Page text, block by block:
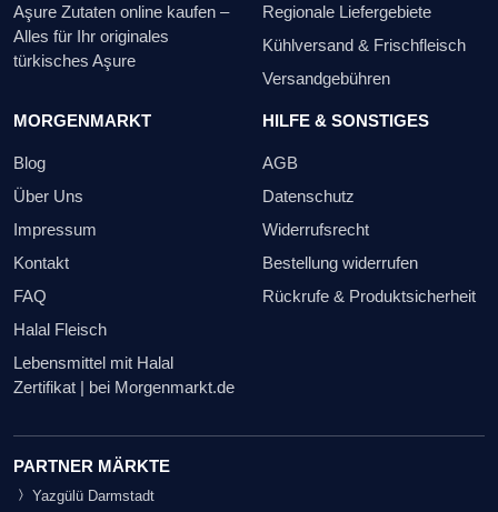
Aşure Zutaten online kaufen –
Alles für Ihr originales
türkisches Aşure
Regionale Liefergebiete
Kühlversand & Frischfleisch
Versandgebühren
MORGENMARKT
Blog
Über Uns
Impressum
Kontakt
FAQ
Halal Fleisch
Lebensmittel mit Halal
Zertifikat | bei Morgenmarkt.de
HILFE & SONSTIGES
AGB
Datenschutz
Widerrufsrecht
Bestellung widerrufen
Rückrufe & Produktsicherheit
PARTNER MÄRKTE
Yazgülü Darmstadt